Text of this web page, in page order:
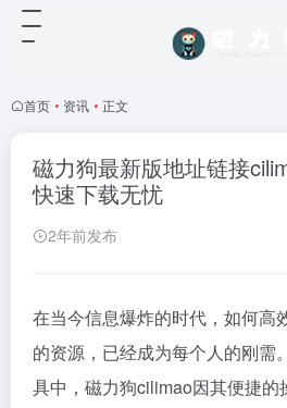
首页 • 资讯 • 正文
磁力狗最新版地址链接
快速下载无忧
2年前发布
在当今信息爆炸的时代，如何高
的资源，已经成为每个人的刚需
具中， 磁力狗cilimao因其便捷的